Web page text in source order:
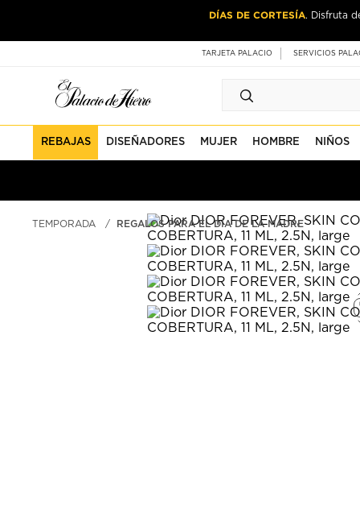
DÍAS DE CORTESÍA. Disfruta
CASA &
TARJETA PALACIO SERVICIOS
REBAJAS DISEÑADORES MUJER HOMBRE NIÑOS
TEMPORADA REGALOS PARA EL DÍA DE LA MADRE